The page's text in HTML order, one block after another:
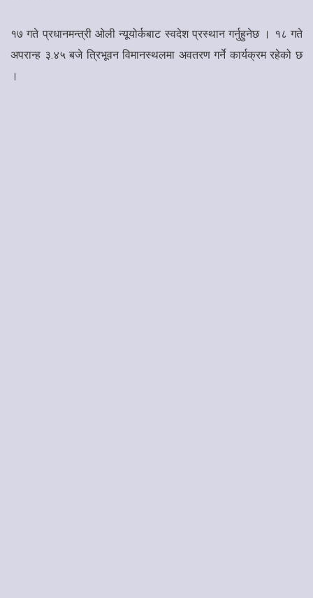
१७ गते प्रधानमन्त्री ओली न्यूयोर्कबाट स्वदेश प्रस्थान गर्नुहुनेछ । १८ गते
अपरान्ह ३.४५ बजे त्रिभूवन विमानस्थलमा अवतरण गर्ने कार्यक्रम रहेको छ
।